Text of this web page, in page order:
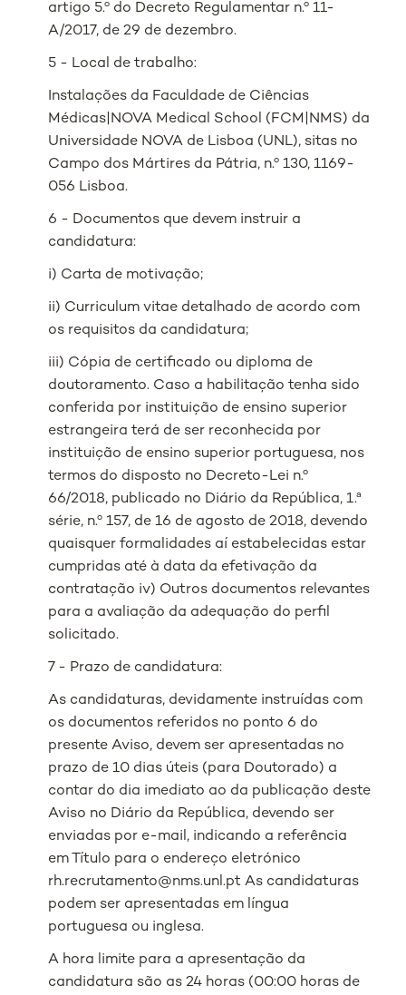
artigo 5.º do Decreto Regulamentar n.º 11-
A/2017, de 29 de dezembro.
5 - Local de trabalho:
Instalações da Faculdade de Ciências
Médicas|NOVA Medical School (FCM|NMS) da
Universidade NOVA de Lisboa (UNL), sitas no
Campo dos Mártires da Pátria, n.º 130, 1169-
056 Lisboa.
6 - Documentos que devem instruir a
candidatura:
i) Carta de motivação;
ii) Curriculum vitae detalhado de acordo com
os requisitos da candidatura;
iii) Cópia de certificado ou diploma de
doutoramento. Caso a habilitação tenha sido
conferida por instituição de ensino superior
estrangeira terá de ser reconhecida por
instituição de ensino superior portuguesa, nos
termos do disposto no Decreto-Lei n.º
66/2018, publicado no Diário da República, 1.ª
série, n.º 157, de 16 de agosto de 2018, devendo
quaisquer formalidades aí estabelecidas estar
cumpridas até à data da efetivação da
contratação iv) Outros documentos relevantes
para a avaliação da adequação do perfil
solicitado.
7 - Prazo de candidatura:
As candidaturas, devidamente instruídas com
os documentos referidos no ponto 6 do
presente Aviso, devem ser apresentadas no
prazo de 10 dias úteis (para Doutorado) a
contar do dia imediato ao da publicação deste
Aviso no Diário da República, devendo ser
enviadas por e-mail, indicando a referência
em Título para o endereço eletrónico
rh.recrutamento@nms.unl.pt As candidaturas
podem ser apresentadas em língua
portuguesa ou inglesa.
A hora limite para a apresentação da
candidatura são as 24 horas (00:00 horas de